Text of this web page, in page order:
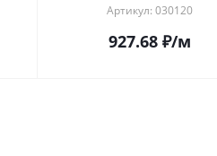
Артикул: 030120
927.68₽/м